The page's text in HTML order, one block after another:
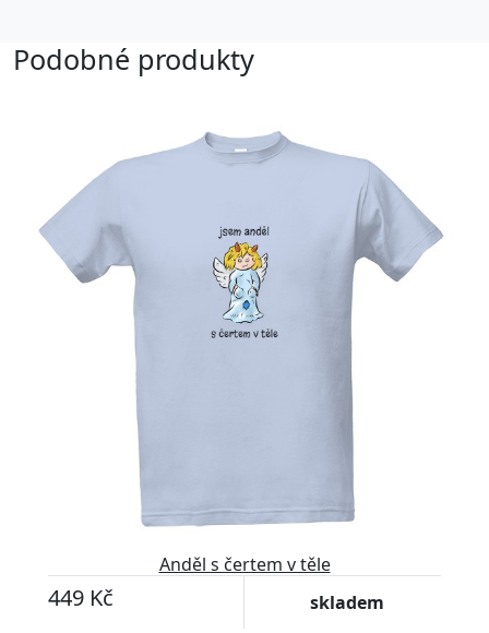
Podobné produkty
Upravitelný text
Anděl s čertem v těle
449 Kč skladem